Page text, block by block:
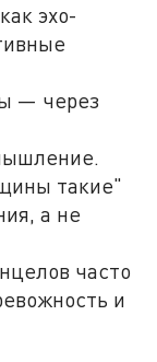
эхо-
— через
такие"
а не
часто
и